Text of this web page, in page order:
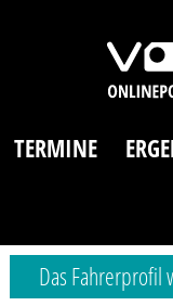
TERMINE
Das Fahrerprofil